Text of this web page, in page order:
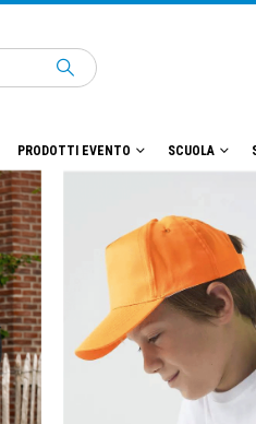
PRODOTTI EVENTO SCUOLA